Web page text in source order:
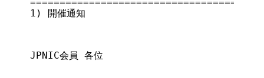
1) 開催通知
JPNIC会員 各位